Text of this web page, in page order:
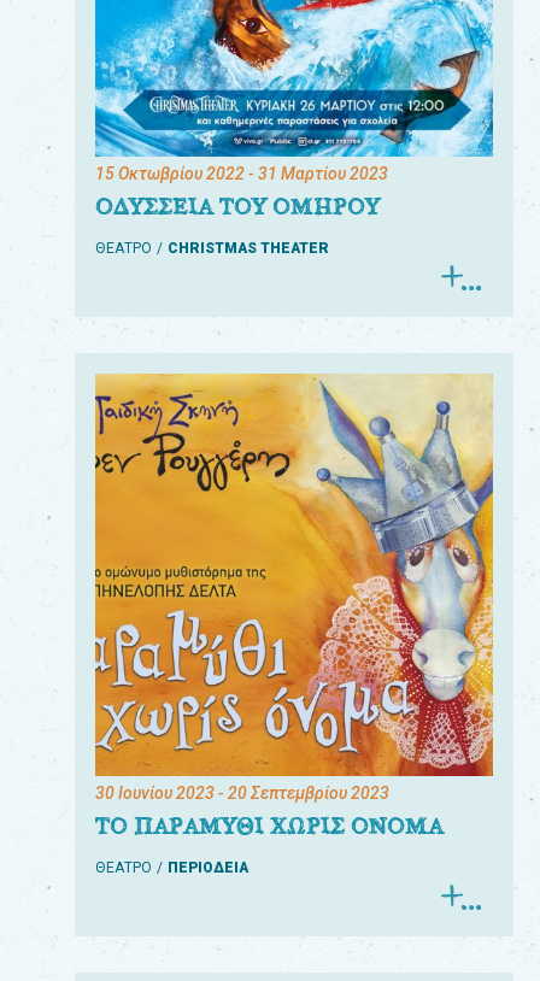
15 Οκτωβρίου 2022- 31 Μαρτίου 2023
ΟΔΥΣΣΕΙΑ ΤΟΥ ΟΜΗΡΟΥ
ΘΕΑΤΡΟ CHRISTMAS THEATER
30 Ιουνίου 2023- 20 Σεπτεμβρίου 2023
ΤΟ ΠΑΡΑΜΥΘΙ ΧΩΡΙΣ ΟΝΟΜΑ
ΘΕΑΤΡΟ ΠΕΡΙΟΔΕΙΑ